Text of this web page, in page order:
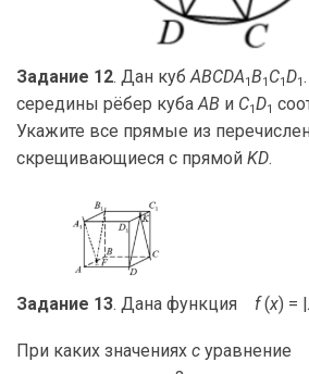
Задание 12. Дан кубABCDA1B1 C1D1
середины рёбер кубаAB и C1D1
Укажите все прямые из
скрещивающиеся с прямой KD.
Задание 13. Дана функция f(x) = |
При каких значениях c уравнение